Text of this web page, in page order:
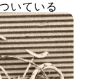
いている